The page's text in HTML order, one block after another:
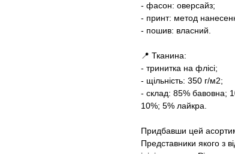
- фасон: оверсайз;
- принт: метод
- пошив: власний.
📍 Тканина:
- тринитка на флісі;
- щільність: 350 г/м2;
- склад: 85% бавовна;
10%; 5% лайкра.
Придбавши цей
Представники якого з